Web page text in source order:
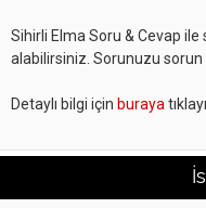
Sihirli Elma Soru & Cevap ile
alabilirsiniz. Sorunuzu sorun
Detaylı bilgi için buraya